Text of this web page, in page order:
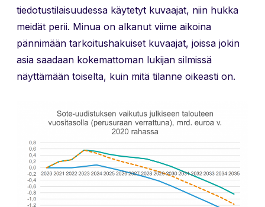
tiedotustilaisuudessa käytetyt kuvaajat, niin hukka
meidät perii. Minua on alkanut viime aikoina
pännimään tarkoitushakuiset kuvaajat, joissa jokin
asia saadaan kokemattoman lukijan silmissä
näyttämään toiselta, kuin mitä tilanne oikeasti on.